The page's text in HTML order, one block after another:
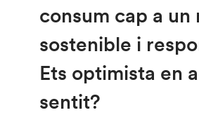
consum cap a un
sostenible i
Ets optimista en
sentit?